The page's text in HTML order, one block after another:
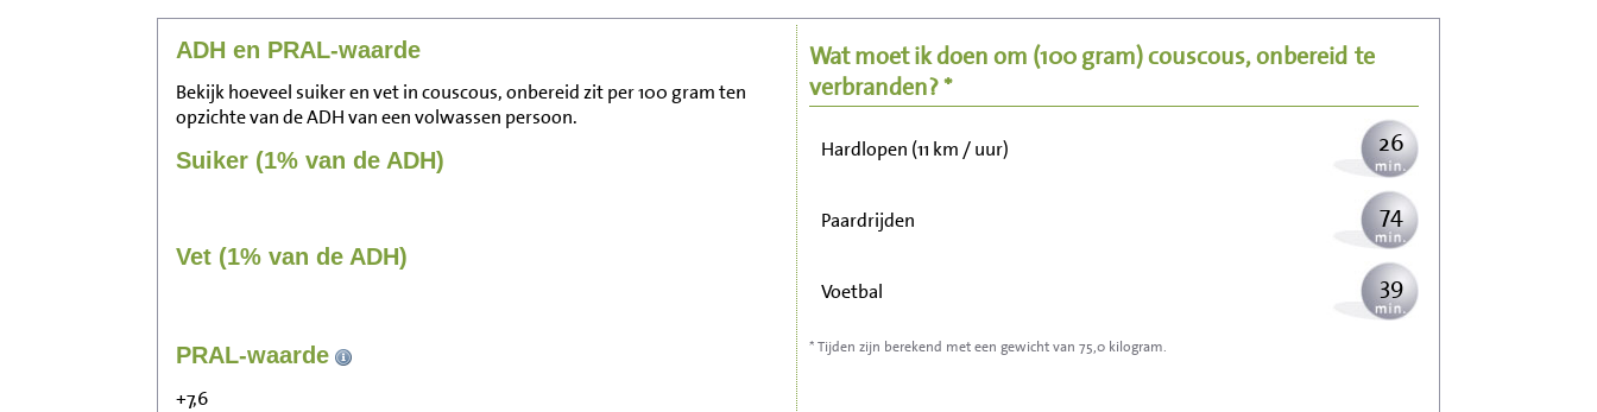
ADH en PRAL-waarde
Bekijk hoeveel suiker en vet in couscous, onbereid zit per 100 gram ten
opzichte van de ADH van een volwassen persoon.
Suiker (1% van de ADH)
Vet (1% van de ADH)
PRAL-waarde
+7,6
Wat moet ik doen om (100 gram)couscous, onbereid te
verbranden? *
Wandelen (5 km/uur)
Hardlopen (11 km / uur) 26
Paardrijden 74
Voetbal 39
Stofzuigen
* Tijden zijn berekend met een gewicht van 75,0 kilogram.